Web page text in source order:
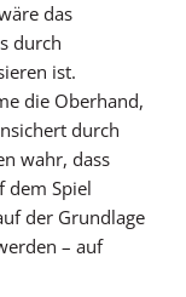
das
durch
ist.
die Oberhand,
durch
wahr, dass
dem Spiel
der Grundlage
– auf